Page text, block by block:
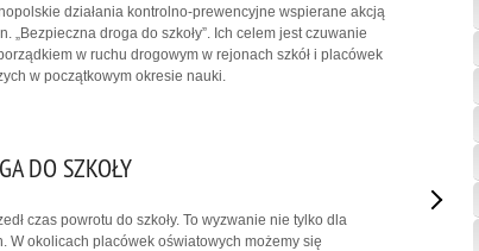
działania kontrolno-prewencyjne wspierane akcją
„Bezpieczna droga do szkoły”. Ich celem jest czuwanie
w ruchu drogowym w rejonach szkół i placówek
w początkowym okresie nauki.
DO SZKOŁY
czas powrotu do szkoły. To wyzwanie nie tylko dla
W okolicach placówek oświatowych możemy się